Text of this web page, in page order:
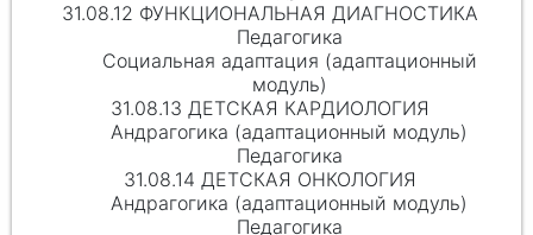
31.08.12 ФУНКЦИОНАЛЬНАЯ ДИАГНОСТИКА
Педагогика
Социальная адаптация (адаптационный
модуль)
31.08.13 ДЕТСКАЯ КАРДИОЛОГИЯ
Андрагогика (адаптационный модуль)
Педагогика
31.08.14 ДЕТСКАЯ ОНКОЛОГИЯ
Андрагогика (адаптационный модуль)
Педагогика